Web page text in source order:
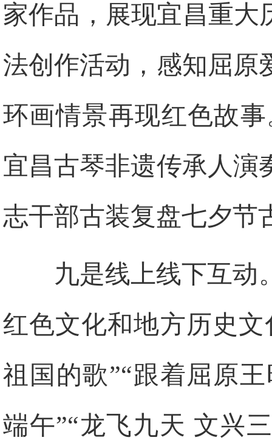
家作品，展现宜昌重大
法创作活动，感知屈原
环画情景再现红色故
宜昌古琴非遗传承人演
志干部古装复盘七夕节
九是线上线下互动
红色文化和地方历史
祖国的歌”“跟着屈原
端午”“龙飞九天 文兴